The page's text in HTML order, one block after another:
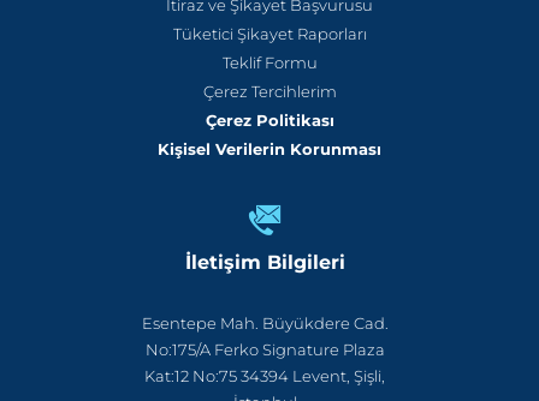
İtiraz ve Şikayet Başvurusu
Tüketici Şikayet Raporları
Teklif Formu
Çerez Tercihlerim
Çerez Politikası
Kişisel Verilerin Korunması
İletişim Bilgileri
Esentepe Mah. Büyükdere Cad.
No:175/A Ferko Signature Plaza
Kat:12 No:75 34394 Levent, Şişli,